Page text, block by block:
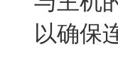
以确保